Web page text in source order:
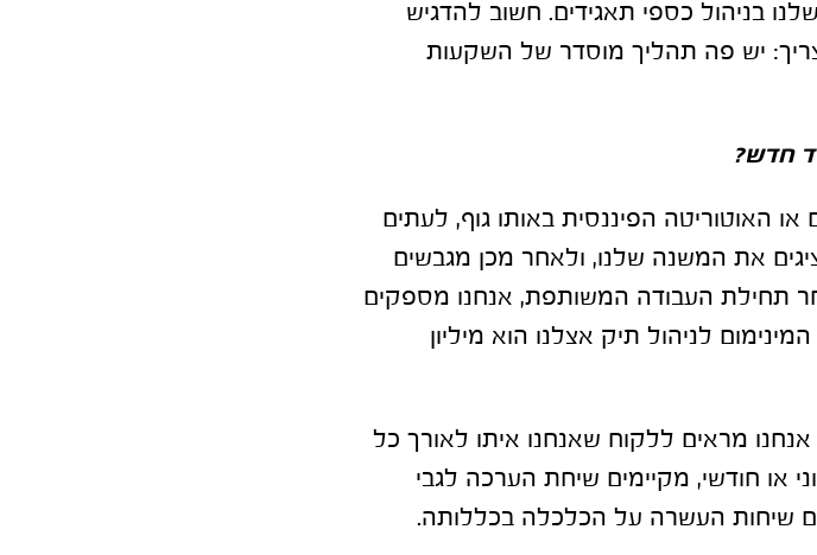
בניהול כספי תאגידים. חשוב להדגיש
יש פה תהליך מוסדר של השקעות
חדש?
האוטוריטה הפיננסית באותו גוף, לעתים
את המשנה שלנו, ולאחר מכן מגבשים
תחילת העבודה המשותפת, אנחנו מספקים
לניהול תיק אצלנו הוא מיליון
מראים ללקוח שאנחנו איתו לאורך כל
או חודשי, מקיימים שיחת הערכה לגבי
שיחות העשרה על הכלכלה בכללותה.